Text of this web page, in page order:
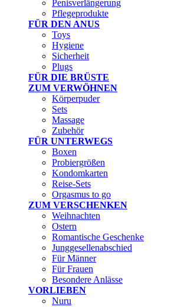
Penisverlängerung
Pflegeprodukte
FÜR DEN ANUS
Toys
Hygiene
Sicherheit
Plugs
FÜR DIE BRÜSTE
ZUM VERWÖHNEN
Körperpuder
Sets
Massage
Zubehör
FÜR UNTERWEGS
Boxen
Probiergrößen
Kondomkarten
Reise-Sets
Orgasmus to go
ZUM VERSCHENKEN
Weihnachten
Ostern
Romantische Geschenke
Junggesellenabschied
Für Männer
Für Frauen
Besondere Anlässe
VORLIEBEN
Nuru